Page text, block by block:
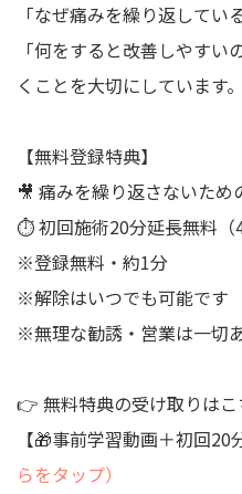
「なぜ痛みを繰り返してい
「何をすると改善しやす
くことを大切にしています。
【無料登録特典】
🎥 痛みを繰り返さないため
⏱ 初回施術20分延長無料（
※登録無料・約1分
※解除はいつでも可能です
※無理な勧誘・営業は一切
👉 無料特典の受け取りはこ
【🎁事前学習動画＋初回20
らをタップ）